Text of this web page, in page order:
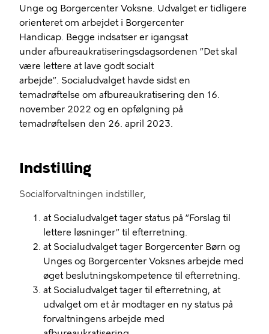
Unge og Borgercenter Voksne. Udvalget er tidligere
orienteret om arbejdet i Borgercenter
Handicap. Begge indsatser er igangsat
under afbureaukratiseringsdagsordenen ”Det skal
være lettere at lave godt socialt
arbejde”. Socialudvalget havde sidst en
temadrøftelse om afbureaukratisering den 16.
november 2022 og en opfølgning på
temadrøftelsen den 26. april 2023.
Indstilling
Socialforvaltningen indstiller,
at Socialudvalget tager status på ”Forslag til
lettere løsninger” til efterretning.
at Socialudvalget tager Borgercenter Børn og
Unges og Borgercenter Voksnes arbejde med
øget beslutningskompetence til efterretning.
at Socialudvalget tager til efterretning, at
udvalget om et år modtager en ny status på
forvaltningens arbejde med